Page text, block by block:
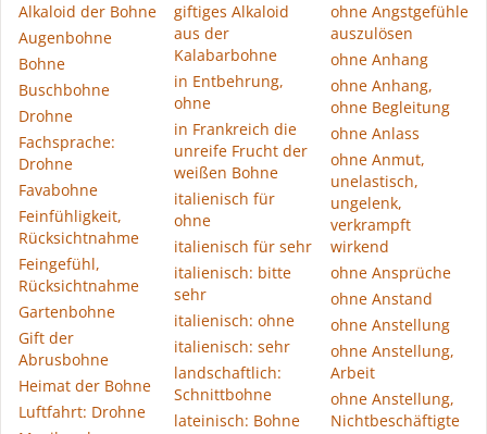
Alkaloid der Bohne
Augenbohne
Bohne
Buschbohne
Drohne
Fachsprache:
Drohne
Favabohne
Feinfühligkeit,
Rücksichtnahme
Feingefühl,
Rücksichtnahme
Gartenbohne
Gift der
Abrusbohne
Heimat der Bohne
Luftfahrt: Drohne
giftiges Alkaloid
aus der
Kalabarbohne
in Entbehrung,
ohne
in Frankreich die
unreife Frucht der
weißen Bohne
italienisch für
ohne
italienisch für sehr
italienisch: bitte
sehr
italienisch: ohne
italienisch: sehr
landschaftlich:
Schnittbohne
lateinisch: Bohne
ohne Angstgefühle
auszulösen
ohne Anhang
ohne Anhang,
ohne Begleitung
ohne Anlass
ohne Anmut,
unelastisch,
ungelenk,
verkrampft
wirkend
ohne Ansprüche
ohne Anstand
ohne Anstellung
ohne Anstellung,
Arbeit
ohne Anstellung,
Nichtbeschäftigte